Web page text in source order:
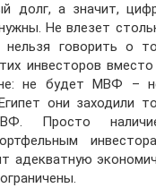
долг, а значит,
Не влезет
говорить о
инвесторов
не будет МВФ –
они заходили
Просто
адекватную